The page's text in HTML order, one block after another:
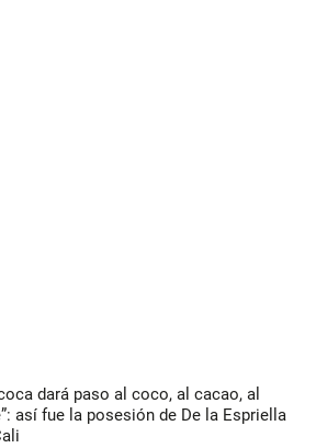
dará paso al coco, al cacao, al
así fue la posesión de De la Espriella